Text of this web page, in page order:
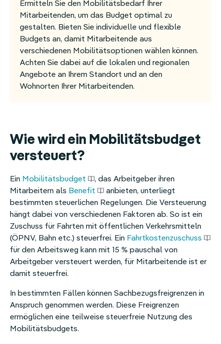
Ermitteln Sie den Mobilitätsbedarf Ihrer
Mitarbeitenden, um das Budget optimal zu
gestalten. Bieten Sie individuelle und flexible
Budgets an, damit Mitarbeitende aus
verschiedenen Mobilitätsoptionen wählen können.
Achten Sie dabei auf die lokalen und regionalen
Angebote an Ihrem Standort und an den
Wohnorten Ihrer Mitarbeitenden.
Wie wird ein Mobilitätsbudget
versteuert?
Ein Mobilitätsbudget
, das Arbeitgeber ihren
Mitarbeitern als Benefit
anbieten, unterliegt
bestimmten steuerlichen Regelungen. Die Versteuerung
hängt dabei von verschiedenen Faktoren ab. So ist ein
Zuschuss für Fahrten mit öffentlichen Verkehrsmitteln
(ÖPNV, Bahn etc.) steuerfrei. Ein Fahrtkostenzuschuss
für den Arbeitsweg kann mit 15 % pauschal von
Arbeitgeber versteuert werden, für Mitarbeitende ist er
damit steuerfrei.
In bestimmten Fällen können Sachbezugsfreigrenzen in
Anspruch genommen werden. Diese Freigrenzen
ermöglichen eine teilweise steuerfreie Nutzung des
Mobilitätsbudgets.